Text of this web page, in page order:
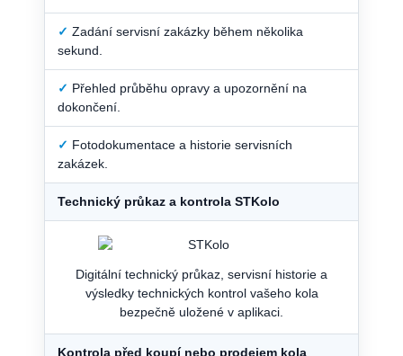
✓ Zadání servisní zakázky během několika
sekund.
✓ Přehled průběhu opravy a upozornění na
dokončení.
✓ Fotodokumentace a historie servisních
zakázek.
Technický průkaz a kontrola STKolo
Digitální technický průkaz, servisní historie a
výsledky technických kontrol vašeho kola
bezpečně uložené v aplikaci.
Kontrola před koupí nebo prodejem kola